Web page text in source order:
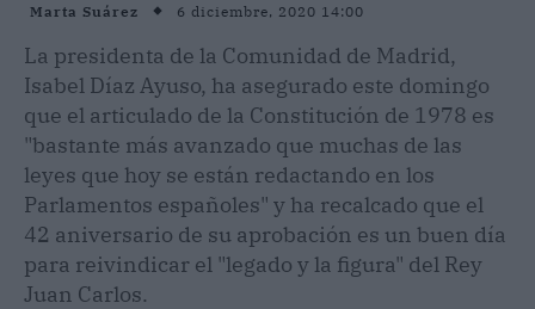
Marta Suárez 6 diciembre, 2020 14:00
La presidenta de la Comunidad de Madrid,
Isabel Díaz Ayuso, ha asegurado este domingo
que el articulado de la Constitución de 1978 es
"bastante más avanzado que muchas de las
leyes que hoy se están redactando en los
Parlamentos españoles" y ha recalcado que el
42 aniversario de su aprobación es un buen día
para reivindicar el "legado y la figura" del Rey
Juan Carlos.